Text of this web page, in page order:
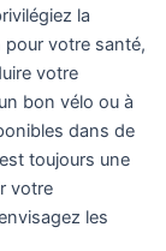
la
pour votre santé,
votre
bon vélo ou à
dans de
toujours une
votre
les